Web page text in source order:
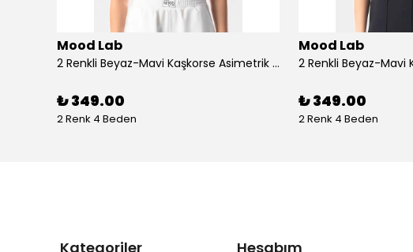
Mood Lab
2 Renkli Beyaz-Mavi Kaşkorse Asimetrik Crop Atlet Bluz Top - beyaz-mavi
₺ 349.00
2 Renk 4 Beden
Mood Lab
₺ 349.00
2 Renk 4 Beden
Kategoriler Hesabım